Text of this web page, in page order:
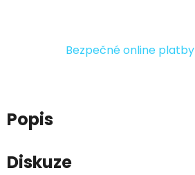
Bezpečné online platby
Popis
Diskuze